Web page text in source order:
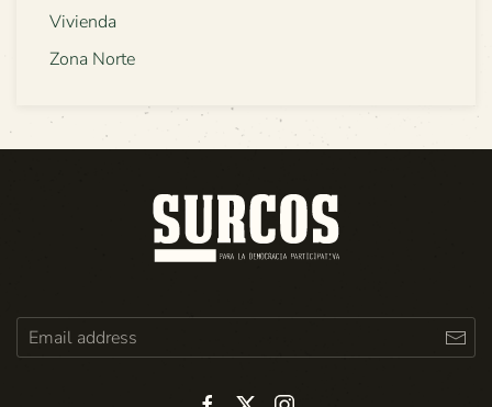
Vivienda
Zona Norte